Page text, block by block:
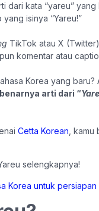
dari kata “yareu”
isinya “Yareu!”
TikTok atau X
komentar atau
Korea yang baru?
arti dari “
Cetta Korean ,
selengkapnya!